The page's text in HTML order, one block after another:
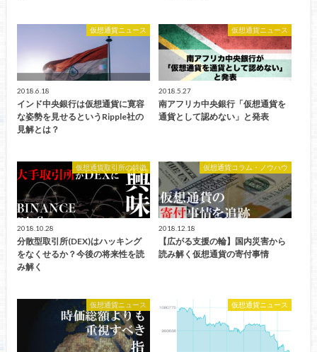
仮想通貨ニュース
2018.6.18
インド中央銀行は仮想通貨に寛容
な姿勢を見せるというRipple社の
見解とは？
仮想通貨ニュース
2018.5.27
南アフリカ中央銀行「仮想通貨を
通貨として認めない」と発表
仮想通貨取引所の特徴
2018.10.28
分散型取引所(DEX)はハッキング
をなくせるか？今後の将来性を読
み解く
仮想通貨コラム・ノウハウ
2018.12.18
【広がる支援の輪】国内災害から
読み解く仮想通貨の寄付事情
仮想通貨ニュース 仮想通貨ニュース